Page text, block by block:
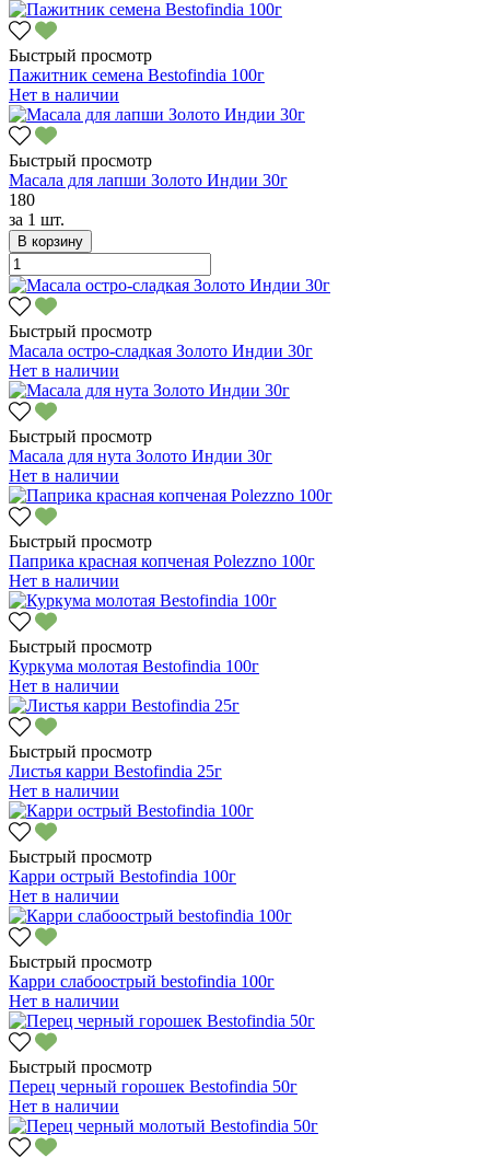
Быстрый просмотр
Пажитник семена Bestofindia 100г
Нет в наличии
Быстрый просмотр
Масала для лапши Золото Индии 30г
180
за 1 шт.
В корзину
Быстрый просмотр
Масала остро-сладкая Золото Индии 30г
Нет в наличии
Быстрый просмотр
Масала для нута Золото Индии 30г
Нет в наличии
Быстрый просмотр
Паприка красная копченая Polezzno 100г
Нет в наличии
Быстрый просмотр
Куркума молотая Bestofindia 100г
Нет в наличии
Быстрый просмотр
Листья карри Bestofindia 25г
Нет в наличии
Быстрый просмотр
Карри острый Bestofindia 100г
Нет в наличии
Быстрый просмотр
Карри слабоострый bestofindia 100г
Нет в наличии
Быстрый просмотр
Перец черный горошек Bestofindia 50г
Нет в наличии